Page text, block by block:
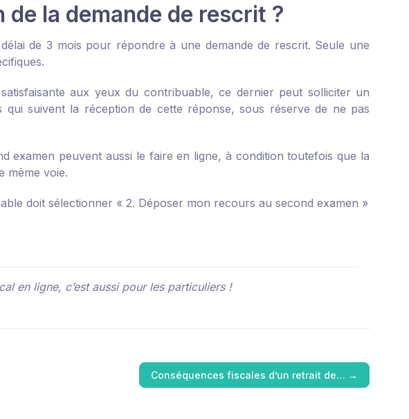
la demande de rescrit ?
délai de 3 mois pour répondre à une demande de rescrit. Seule une
aux yeux du contribuable, ce dernier peut solliciter un
qui suivent la réception de cette réponse, sous réserve de ne pas
examen peuvent aussi le faire en ligne, à condition toutefois que la
même voie.
doit sélectionner « 2. Déposer mon recours au second examen »
en ligne, c’est aussi pour les particuliers !
Conséquences fiscales d’un retrait de… →